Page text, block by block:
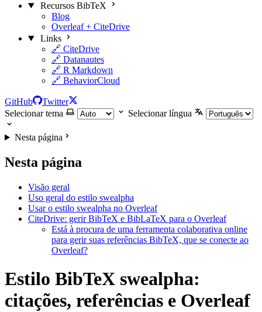
Recursos BibTeX
Blog
Overleaf + CiteDrive
Links
🔗 CiteDrive
🔗 Datanautes
🔗 R Markdown
🔗 BehaviorCloud
GitHub
Twitter
Selecionar tema
Selecionar língua
Nesta página
Nesta página
Visão geral
Uso geral do estilo swealpha
Usar o estilo swealpha no Overleaf
CiteDrive: gerir BibTeX e BibLaTeX para o Overleaf
Está à procura de uma ferramenta colaborativa online
para gerir suas referências BibTeX, que se conecte ao
Overleaf?
Estilo BibTeX swealpha:
citações, referências e Overleaf